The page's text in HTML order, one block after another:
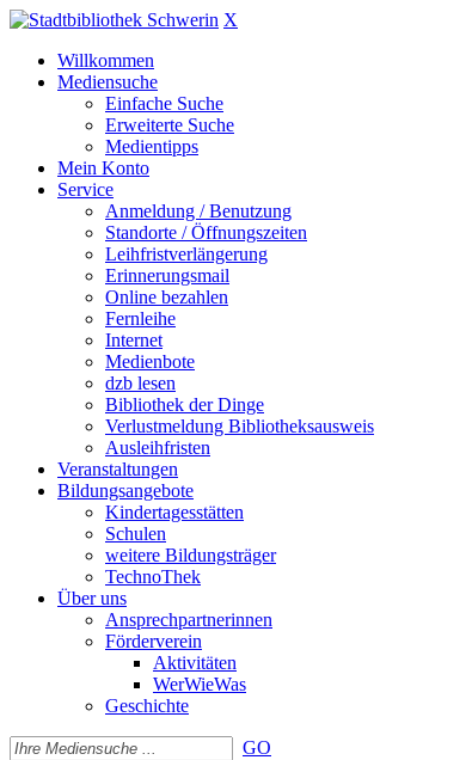
X
Willkommen
Mediensuche
Einfache Suche
Erweiterte Suche
Medientipps
Mein Konto
Service
Anmeldung / Benutzung
Standorte / Öffnungszeiten
Leihfristverlängerung
Erinnerungsmail
Online bezahlen
Fernleihe
Internet
Medienbote
dzb lesen
Bibliothek der Dinge
Verlustmeldung Bibliotheksausweis
Ausleihfristen
Veranstaltungen
Bildungsangebote
Kindertagesstätten
Schulen
weitere Bildungsträger
TechnoThek
Über uns
Ansprechpartnerinnen
Förderverein
Aktivitäten
WerWieWas
Geschichte
GO